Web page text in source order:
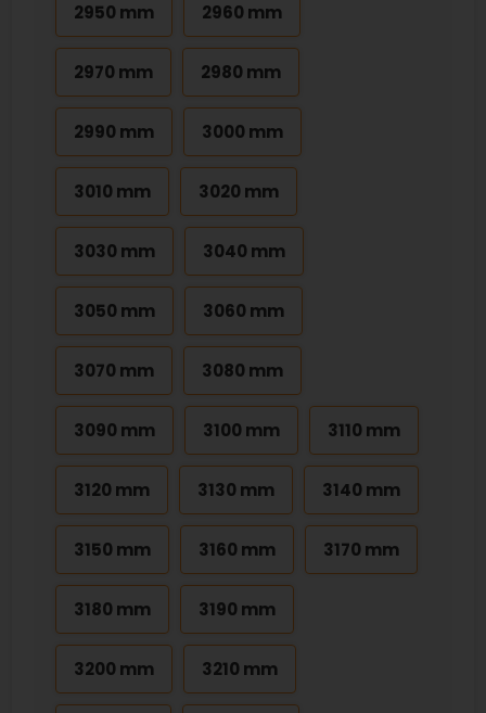
2950 mm 2960 mm
2970 mm 2980 mm
2990 mm 3000 mm
3010 mm 3020 mm
3030 mm 3040 mm
3050 mm 3060 mm
3070 mm 3080 mm
3090 mm 3100 mm 3110 mm
3120 mm 3130 mm 3140 mm
3150 mm 3160 mm 3170 mm
3180 mm 3190 mm
3200 mm 3210 mm